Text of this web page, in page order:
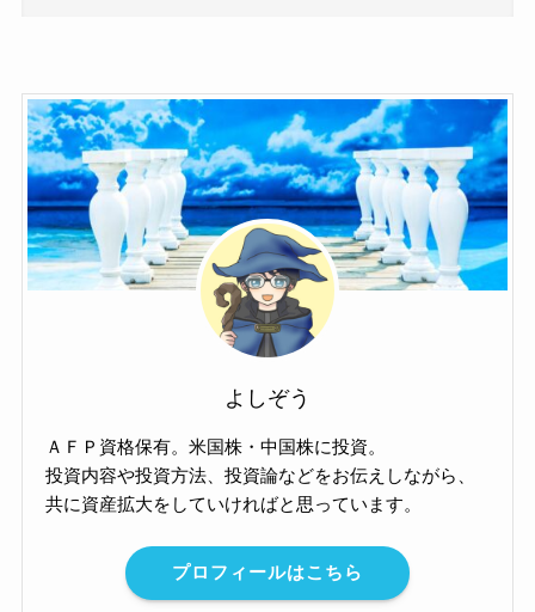
よしぞう
ＡＦＰ資格保有。米国株・中国株に投資。
投資内容や投資方法、投資論などをお伝えしながら、
共に資産拡大をしていければと思っています。
プロフィールはこちら